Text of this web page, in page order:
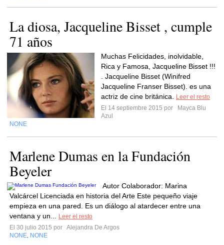
La diosa, Jacqueline Bisset , cumple
71 años
Muchas Felicidades, inolvidable,
Rica y Famosa, Jacqueline Bisset !!!
. Jacqueline Bisset (Winifred
Jacqueline Franser Bisset). es una
actriz de cine británica.
Leer el resto
El 14 septiembre 2015 por
Mayca Blu
Azul
NONE
Marlene Dumas en la Fundación
Beyeler
Autor Colaborador: Marina
Valcárcel Licenciada en historia del Arte Este pequeño viaje
empieza en una pared. Es un diálogo al atardecer entre una
ventana y un...
Leer el resto
El 30 julio 2015 por Alejandra De Argos
NONE NONE